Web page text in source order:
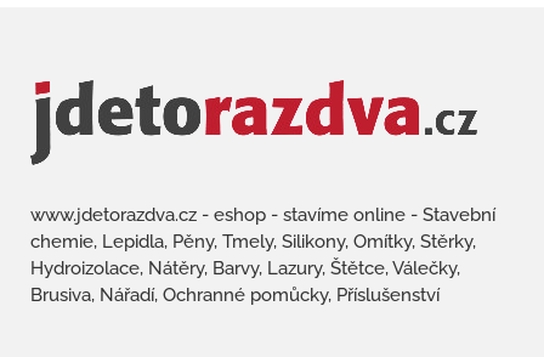
www.jdetorazdva.cz - eshop - stavíme online - Stavební
chemie, Lepidla, Pěny, Tmely, Silikony, Omítky, Stěrky,
Hydroizolace, Nátěry, Barvy, Lazury, Štětce, Válečky,
Brusiva, Nářadí, Ochranné pomůcky, Příslušenství